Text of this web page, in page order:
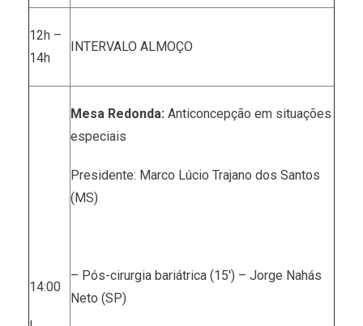
12h –
14h
INTERVALO ALMOÇO
14:00
Mesa Redonda: Anticoncepção em situações
especiais
Presidente: Marco Lúcio Trajano dos Santos
(MS)
– Pós-cirurgia bariátrica (15′) – Jorge Nahás
Neto (SP)